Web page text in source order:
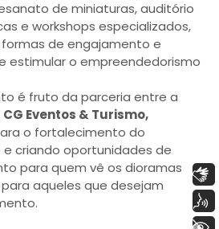
de miniaturas, auditório
e workshops especializados,
de engajamento e
estimular o empreendedorismo
é fruto da parceria entre a
CG Eventos & Turismo,
o fortalecimento do
criando oportunidades de
para quem vê os dioramas
aqueles que desejam
Libras